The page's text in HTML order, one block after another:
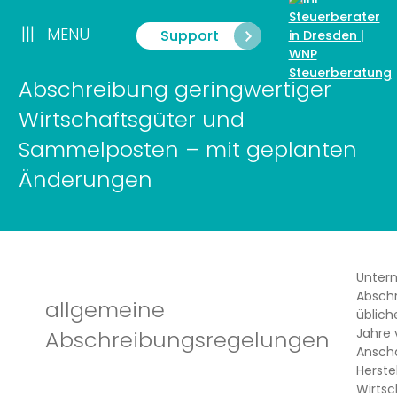
Inhalt
springen
Support
||| MENÜ
Abschreibung geringwertiger
Wirtschaftsgüter und
Sammelposten – mit geplanten
Änderungen
allgemeine
Abschreibungsregelungen
Jahre